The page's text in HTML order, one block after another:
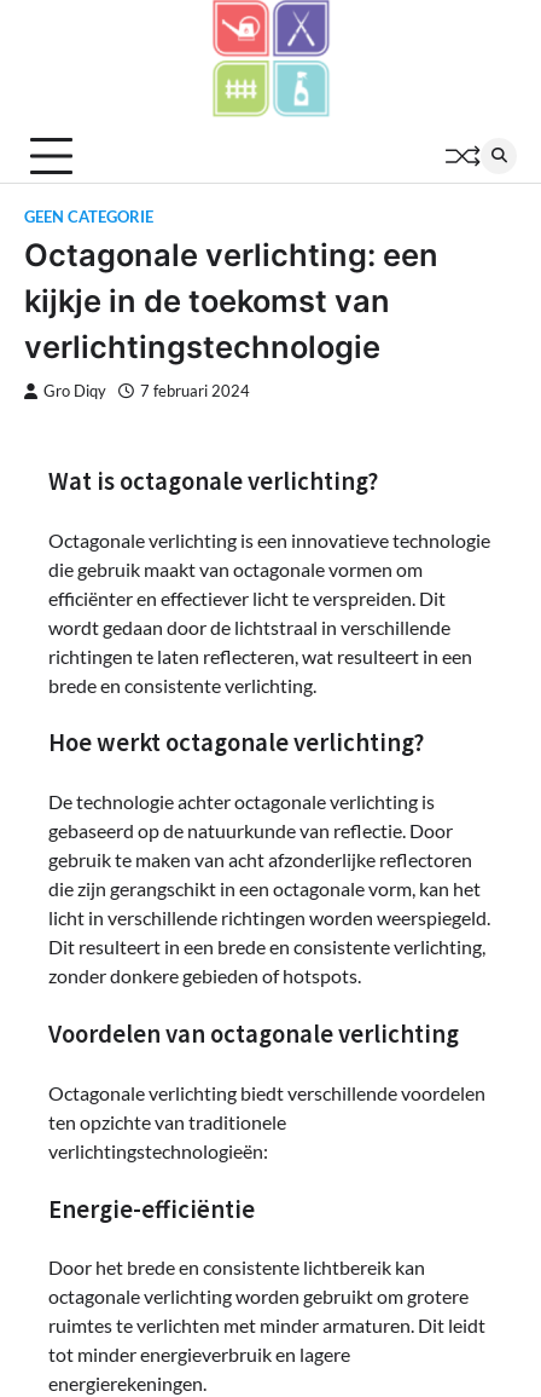
GEEN CATEGORIE
Octagonale verlichting: een
kijkje in de toekomst van
verlichtingstechnologie
Gro Diqy 7 februari 2024
Wat is octagonale verlichting?
Octagonale verlichting is een innovatieve technologie
die gebruik maakt van octagonale vormen om
efficiënter en effectiever licht te verspreiden. Dit
wordt gedaan door de lichtstraal in verschillende
richtingen te laten reflecteren, wat resulteert in een
brede en consistente verlichting.
Hoe werkt octagonale verlichting?
De technologie achter octagonale verlichting is
gebaseerd op de natuurkunde van reflectie. Door
gebruik te maken van acht afzonderlijke reflectoren
die zijn gerangschikt in een octagonale vorm, kan het
licht in verschillende richtingen worden weerspiegeld.
Dit resulteert in een brede en consistente verlichting,
zonder donkere gebieden of hotspots.
Voordelen van octagonale verlichting
Octagonale verlichting biedt verschillende voordelen
ten opzichte van traditionele
verlichtingstechnologieën:
Energie-efficiëntie
Door het brede en consistente lichtbereik kan
octagonale verlichting worden gebruikt om grotere
ruimtes te verlichten met minder armaturen. Dit leidt
tot minder energieverbruik en lagere
energierekeningen.